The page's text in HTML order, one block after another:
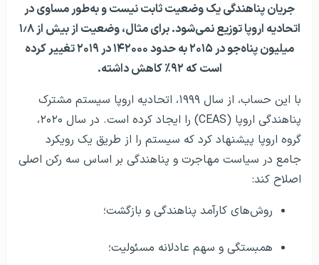
جریان پناهندگی یک وضعیت ثابت نیست و به‌طور مساوی در
اتحادیه اروپا توزیع نمی‌شود. برای مثال، وضعیت از بیش از ۱٫۸
میلیون پناه‌جو در ۲۰۱۵ به حدود ۱۴۲۰۰۰ در ۲۰۱۹ تغییر کرده‌
است که ۹۲٪ کاهش داشته.
با این حساب، از سال ۱۹۹۹، اتحادیه اروپا سیستم مشترک
پناهندگی اروپا (CEAS) را ایجاد کرده است. در سال ۲۰۲۰،
گروه اروپا پیشنهاد کرد که سیستم را از طریق یک رویکرد
جامع در سیاست مهاجرت و پناهندگی بر اساس سه رکن اصلی
اصلاح کند:
روش‌های کارآمد پناهندگی و بازگشت؛
همبستگی و سهم عادلانه مسئولیت؛